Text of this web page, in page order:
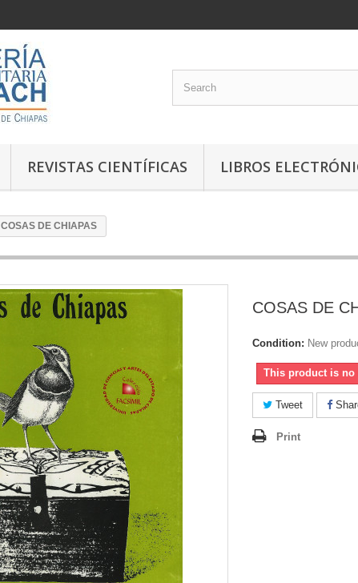
REVISTAS CIENTÍFICAS LIBROS
COSAS DE CHIAPAS
COSAS DE
Condition: New
This product is
Tweet
Print